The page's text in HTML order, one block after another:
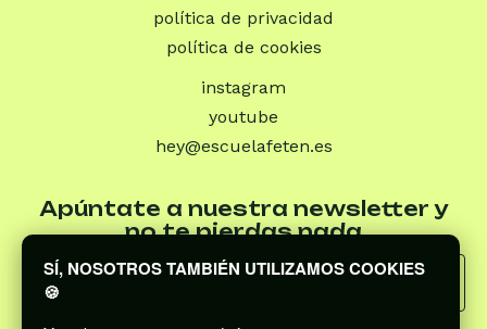
SÍ, NOSOTROS TAMBIÉN UTILIZAMOS COOKIES
🍪
política de privacidad
política de cookies
instagram
youtube
hey@escuelafeten.es
Apúntate a nuestra newsletter y
no te pierdas nada